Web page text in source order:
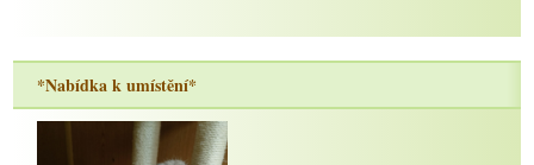
*Nabídka k umístění*